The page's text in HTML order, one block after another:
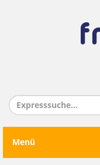
Menü